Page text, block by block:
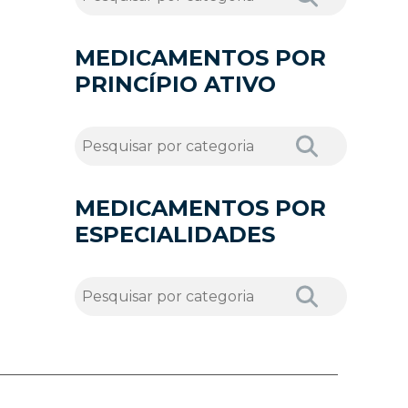
MEDICAMENTOS POR
PRINCÍPIO ATIVO
MEDICAMENTOS POR
ESPECIALIDADES